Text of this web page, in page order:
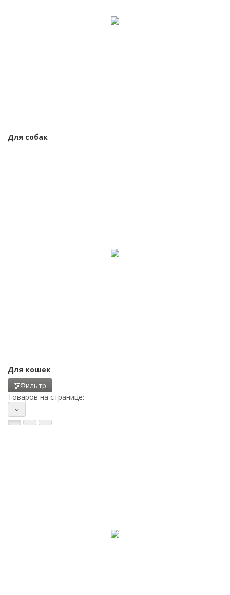
Для собак
Для кошек
Фильтр
Товаров на странице: